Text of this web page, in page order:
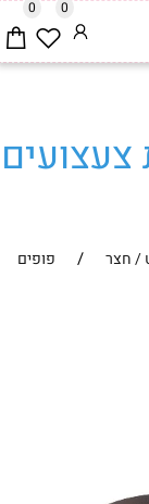
0 0
/ חצר / פופים